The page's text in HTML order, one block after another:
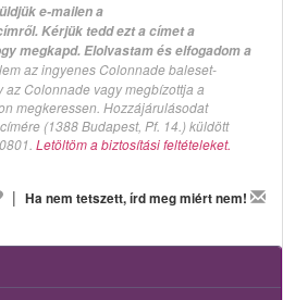
e-mailen a
Kérjük tedd ezt a címet a
megkapd. Elolvastam és elfogadom a
az ingyenes Colonnade baleset-
Colonnade vagy megbízottja a
megkeressen. Hozzájárulásodat
(1388 Budapest, Pf. 14.) küldött
Letöltöm a biztosítási feltételeket.
| Ha nem tetszett, írd meg miért nem!